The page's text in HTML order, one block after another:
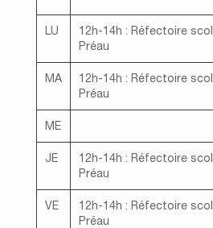
LU
12h-14h : Réfectoire
Préau
MA
12h-14h : Réfectoire
Préau
ME
JE
12h-14h : Réfectoire
Préau
VE
12h-14h : Réfectoire
Préau